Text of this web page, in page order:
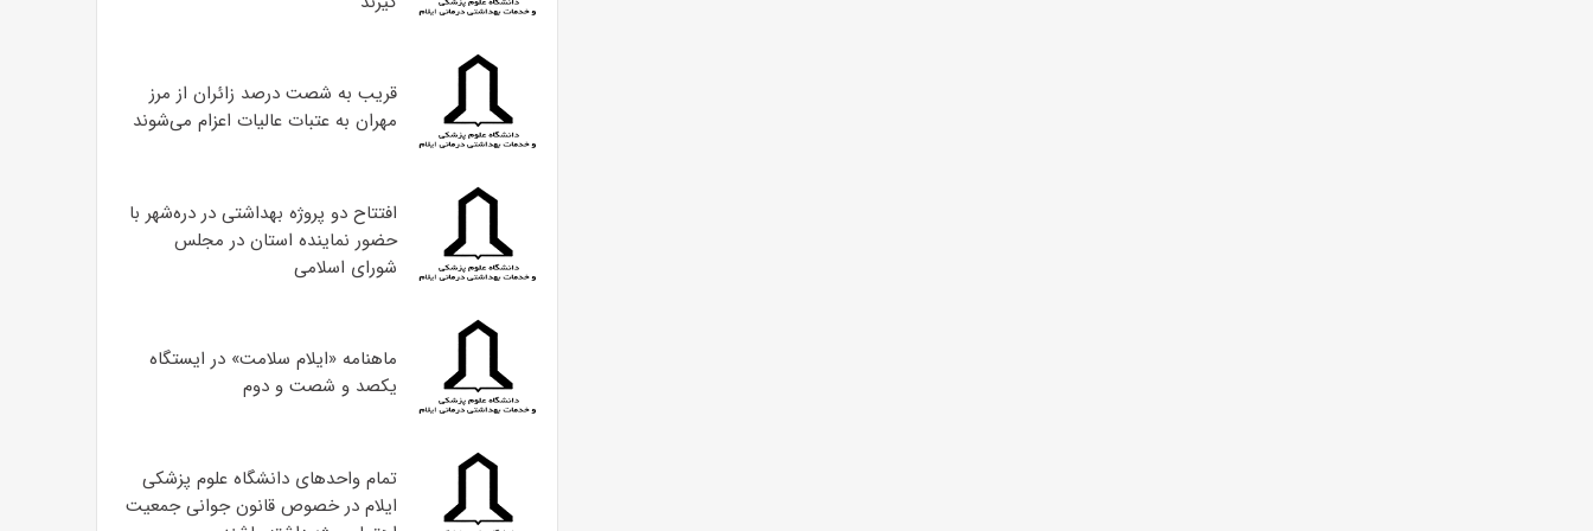
قریب به شصت درصد زائران از مرز
مهران به عتبات عالیات اعزام می‌شوند
افتتاح دو پروژه بهداشتی در دره‌شهر با
حضور نماینده استان در مجلس
شورای اسلامی
ماهنامه «ایلام سلامت» در ایستگاه
یکصد و شصت و دوم
تمام واحدهای دانشگاه علوم پزشکی
ایلام در خصوص قانون جوانی جمعیت